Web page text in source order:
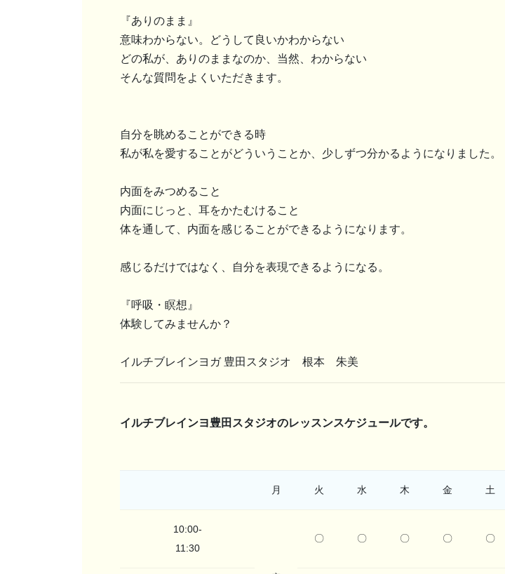
『ありのまま』
意味わからない。どうして良いかわからない
どの私が、ありのままなのか、当然、わからない
そんな質問をよくいただきます。
自分を眺めることができる時
私が私を愛することがどういうことか、少しずつ分かるようになりました。
内面をみつめること
内面にじっと、耳をかたむけること
体を通して、内面を感じることができるようになります。
感じるだけではなく、自分を表現できるようになる。
『呼吸・瞑想』
体験してみませんか？
イルチブレインヨガ 豊田スタジオ 根本 朱美
イルチブレインヨ豊田スタジオのレッスンスケジュールです。
月 火 水 木 金 土
10:00-
11:30
〇 〇 〇 〇 〇